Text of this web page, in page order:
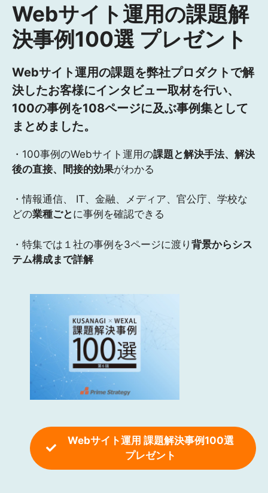
Webサイト運用の課題解
決事例100選 プレゼント
Webサイト運用の課題を弊社プロダクトで解
決したお客様にインタビュー取材を行い、
100の事例を108ページに及ぶ事例集として
まとめました。
・100事例のWebサイト運用の課題と解決手法、解決
後の直接、間接的効果がわかる
・情報通信、 IT、金融、メディア、官公庁、学校な
どの業種ごと に事例を確認できる
・特集では１社の事例を3ページに渡り 背景からシス
テム構成まで詳解
Webサイト運用 課題解決事例100選
プレゼント